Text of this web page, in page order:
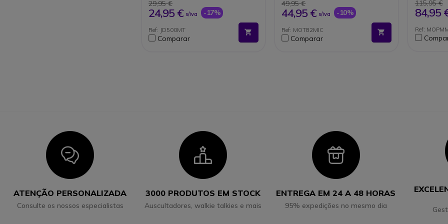
29,95 €
24,95 € s/iva -17%
Ref: JD500MT
Comparar
49,95 €
44,95 € s/iva -10%
Ref: MOT82MIC
Comparar
115,95 €
84,95
Ref:
Icon
ATENÇÃO PERSONALIZADA
Consulte os nossos especialistas
Icon
3000 PRODUTOS EM STOCK
Auscultadores, walkie talkies e mais
Icon
ENTREGA EM 24 A 48 HORAS
95% expedições no mesmo dia